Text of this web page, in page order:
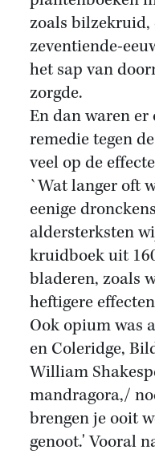
zoals bilzekruid,
zeventiende-
het sap van
zorgde.
En dan waren
remedie tegen
veel op de
`Wat langer oft
eenige
aldersterksten
kruidboek uit
bladeren, zoals
heftigere
Ook opium was
en Coleridge,
William
mandragora,/
brengen je ooit
genoot.' Vooral